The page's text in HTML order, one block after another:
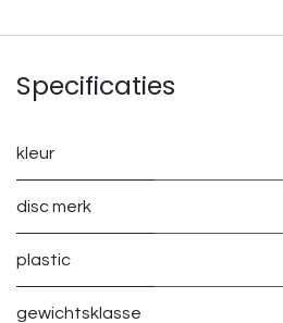
Specificaties
kleur
disc merk
plastic
gewichtsklasse